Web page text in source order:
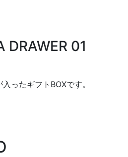
DRAWER 01
ったギフトBOXです。